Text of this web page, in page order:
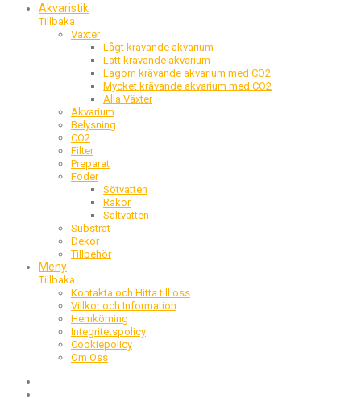
Akvaristik
Tillbaka
Växter
Lågt krävande akvarium
Lätt krävande akvarium
Lagom krävande akvarium med CO2
Mycket krävande akvarium med CO2
Alla Växter
Akvarium
Belysning
CO2
Filter
Preparat
Foder
Sötvatten
Räkor
Saltvatten
Substrat
Dekor
Tillbehör
Meny
Tillbaka
Kontakta och Hitta till oss
Villkor och Information
Hemkörning
Integritetspolicy
Cookiepolicy
Om Oss